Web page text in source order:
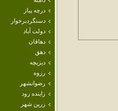
درچه پياز
دستگردبرخوار
دولت آباد
دهاقان
دهق
ديزيچه
رزوه
رضوانشهر
زاينده رود
زرين شهر